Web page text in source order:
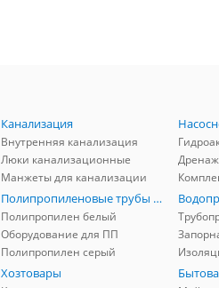
Канализация
Внутренняя канализация
Люки канализационные
Манжеты для канализации
Полипропиленовые трубы и фитинги
Полипропилен белый
Оборудование для ПП
Полипропилен серый
Хозтовары